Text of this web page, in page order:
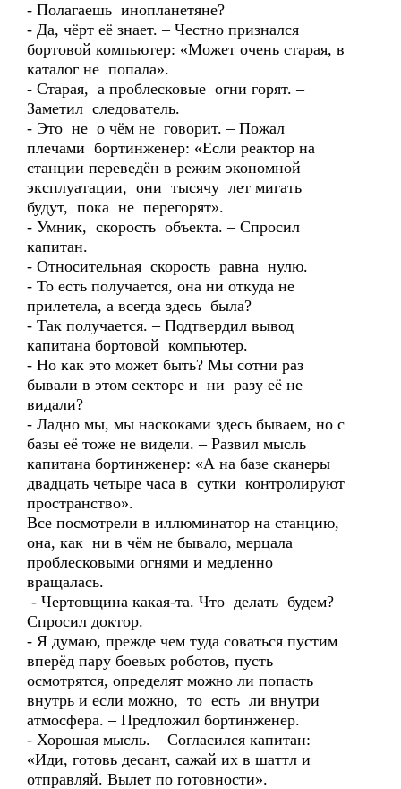
- Полагаешь инопланетяне?
- Да, чёрт её знает. – Честно признался
бортовой компьютер: «Может очень старая, в
каталог не попала».
- Старая, а проблесковые огни горят. –
Заметил следователь.
- Это не о чём не говорит. – Пожал
плечами бортинженер: «Если реактор на
станции переведён в режим экономной
эксплуатации, они тысячу лет мигать
будут, пока не перегорят».
- Умник, скорость объекта. – Спросил
капитан.
- Относительная скорость равна нулю.
- То есть получается, она ни откуда не
прилетела, а всегда здесь была?
- Так получается. – Подтвердил вывод
капитана бортовой компьютер.
- Но как это может быть? Мы сотни раз
бывали в этом секторе и ни разу её не
видали?
- Ладно мы, мы наскоками здесь бываем, но с
базы её тоже не видели. – Развил мысль
капитана бортинженер: «А на базе сканеры
двадцать четыре часа в сутки контролируют
пространство».
Все посмотрели в иллюминатор на станцию,
она, как ни в чём не бывало, мерцала
проблесковыми огнями и медленно
вращалась.
- Чертовщина какая-та. Что делать будем? –
Спросил доктор.
- Я думаю, прежде чем туда соваться пустим
вперёд пару боевых роботов, пусть
осмотрятся, определят можно ли попасть
внутрь и если можно, то есть ли внутри
атмосфера. – Предложил бортинженер.
- Хорошая мысль. – Согласился капитан:
«Иди, готовь десант, сажай их в шаттл и
отправляй. Вылет по готовности».